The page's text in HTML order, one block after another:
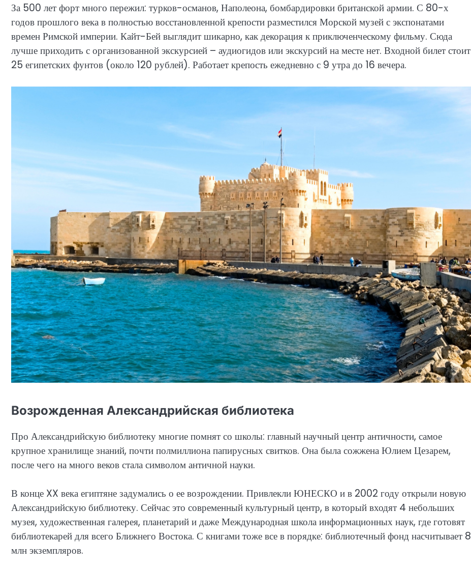
За 500 лет форт много пережил: турков-османов, Наполеона, бомбардировки британской армии. С 80-х
годов прошлого века в полностью восстановленной крепости разместился Морской музей с экспонатами
времен Римской империи. Кайт-Бей выглядит шикарно, как декорация к приключенческому фильму. Сюда
лучше приходить с организованной экскурсией – аудиогидов или экскурсий на месте нет. Входной билет стоит
25 египетских фунтов (около 120 рублей). Работает крепость ежедневно с 9 утра до 16 вечера.
Возрожденная Александрийская библиотека
Про Александрийскую библиотеку многие помнят со школы: главный научный центр античности, самое
крупное хранилище знаний, почти полмиллиона папирусных свитков. Она была сожжена Юлием Цезарем,
после чего на много веков стала символом античной науки.
В конце XX века египтяне задумались о ее возрождении. Привлекли ЮНЕСКО и в 2002 году открыли новую
Александрийскую библиотеку. Сейчас это современный культурный центр, в который входят 4 небольших
музея, художественная галерея, планетарий и даже Международная школа информационных наук, где готовят
библиотекарей для всего Ближнего Востока. С книгами тоже все в порядке: библиотечный фонд насчитывает 8
млн экземпляров.